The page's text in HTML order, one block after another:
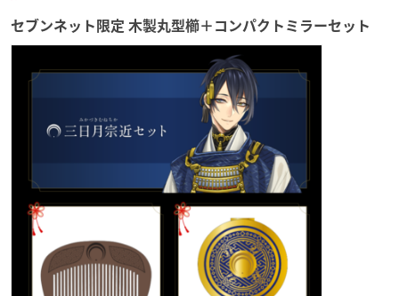
セブンネット限定 木製丸型櫛＋コンパクトミラーセット